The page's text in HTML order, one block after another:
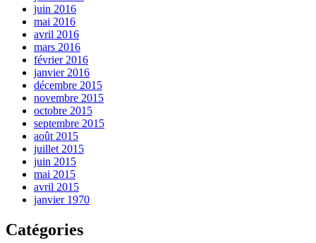
juin 2016
mai 2016
avril 2016
mars 2016
février 2016
janvier 2016
décembre 2015
novembre 2015
octobre 2015
septembre 2015
août 2015
juillet 2015
juin 2015
mai 2015
avril 2015
janvier 1970
Catégories